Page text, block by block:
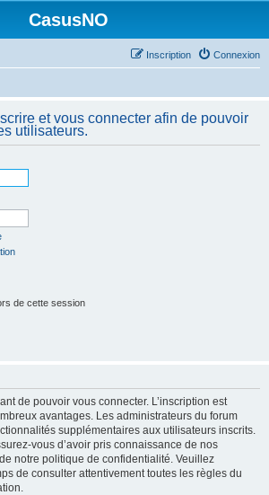
CasusNO
Connexion
Inscription
et vous connecter afin de pouvoir
utilisateurs.
de cette session
de pouvoir vous connecter. L’inscription est
avantages. Les administrateurs du forum
supplémentaires aux utilisateurs inscrits.
vous d’avoir pris connaissance de nos
notre politique de confidentialité. Veuillez
de consulter attentivement toutes les règles du